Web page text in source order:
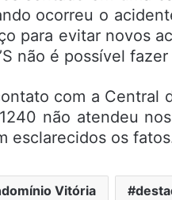
ocorreu o
para evitar novos
não é possível
com a Central
não atendeu
esclarecidos os
Vitória